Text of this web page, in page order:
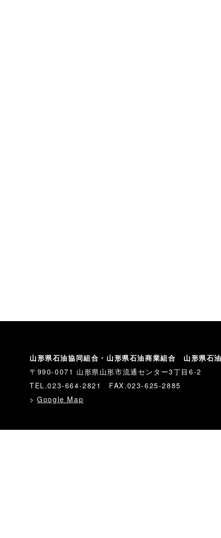
山形県石油協同組合・山形県石油商業組合 山形県石
〒990-0071 山形県山形市流通センター3丁目6-2
TEL.023-664-2821 FAX.023-625-2885
>Google Map